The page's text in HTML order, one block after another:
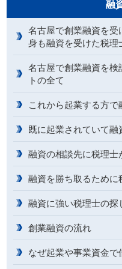
融
名古屋で創業融資を受
身も融資を受けた税理
名古屋で創業融資を
トの全て
これから起業する方
既に起業されていて
融資の相談先に税理
融資を勝ち取るために
融資に強い税理士の探
創業融資の流れ
なぜ起業や事業資金で